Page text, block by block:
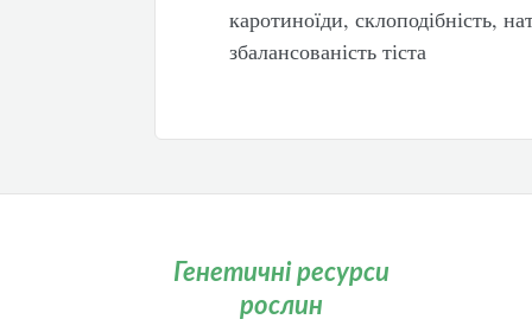
каротиноїди, склоподібність,
збалансованість тіста
Генетичні ресурси
рослин